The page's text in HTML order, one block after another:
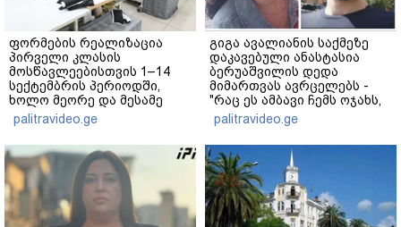
ფორმების რეალიზაცია
პირველი კლასის
მოსწავლეებისთვის 1–14
სექტემბრის პერიოდში,
ხოლო მეორე და მესამე
ეტაპებზე...
palitravideo.ge
გიგა ავალიანის საქმეზე
დაკავებული ანასტასია
ბერუაშვილის დედა
მიმართვას ავრცელებს -
"რაც ეს ამბავი ჩემს ოჯახს,
ჩემს ანასტასიას გადახდა
თავს, მის მერე მე მე არ
ვარ"
palitravideo.ge